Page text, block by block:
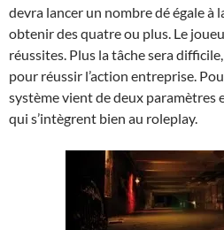
devra lancer un nombre dé égale à
obtenir des quatre ou plus. Le
réussites. Plus la tâche sera
pour réussir l’action entreprise.
système vient de deux paramètres
qui s’intègrent bien au roleplay.